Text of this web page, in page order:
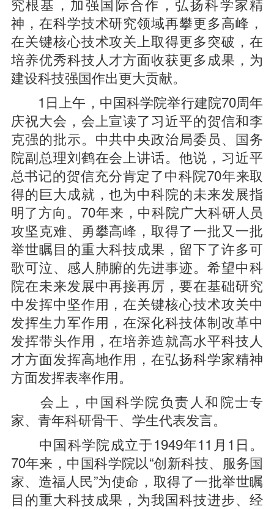
神，在科学技术研究领域再攀更多高峰，
在关键核心技术攻关上取得更多突破，在
培养优秀科技人才方面收获更多成果，为
建设科技强国作出更大贡献。
1日上午，中国科学院举行建院70周年
庆祝大会，会上宣读了习近平的贺信和李
克强的批示。中共中央政治局委员、国务
院副总理刘鹤在会上讲话。他说，习近平
总书记的贺信充分肯定了中科院70年来取
得的巨大成就，也为中科院的未来发展指
明了方向。70年来，中科院广大科研人员
攻坚克难、勇攀高峰，取得了一批又一批
举世瞩目的重大科技成果，留下了许多可
歌可泣、感人肺腑的先进事迹。希望中科
院在未来发展中再接再厉，要在基础研究
中发挥中坚作用，在关键核心技术攻关中
发挥生力军作用，在深化科技体制改革中
发挥带头作用，在培养造就高水平科技人
才方面发挥高地作用，在弘扬科学家精神
方面发挥表率作用。
会上，中国科学院负责人和院士专
家、青年科研骨干、学生代表发言。
中国科学院成立于1949年11月1日。
70年来，中国科学院以“创新科技、服务国
家、造福人民”为使命，取得了一批举世瞩
目的重大科技成果，为我国科技进步、经